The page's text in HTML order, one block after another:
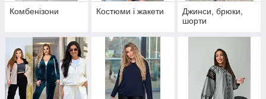
Комбенізони Костюми і жакети
Джинси, брюки,
шорти